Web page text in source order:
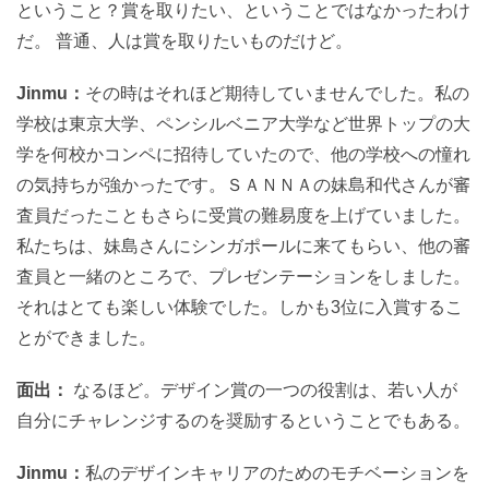
ということ？賞を取りたい、ということではなかったわけ
だ。 普通、人は賞を取りたいものだけど。
Jinmu： その時はそれほど期待していませんでした。私の
学校は東京大学、ペンシルベニア大学など世界トップの大
学を何校かコンペに招待していたので、他の学校への憧れ
の気持ちが強かったです。ＳＡＮＮＡの妹島和代さんが審
査員だったこともさらに受賞の難易度を上げていました。
私たちは、妹島さんにシンガポールに来てもらい、他の審
査員と一緒のところで、プレゼンテーションをしました。
それはとても楽しい体験でした。しかも3位に入賞するこ
とができました。
面出：
なるほど。デザイン賞の一つの役割は、若い人が
自分にチャレンジするのを奨励するということでもある。
Jinmu： 私のデザインキャリアのためのモチベーションを